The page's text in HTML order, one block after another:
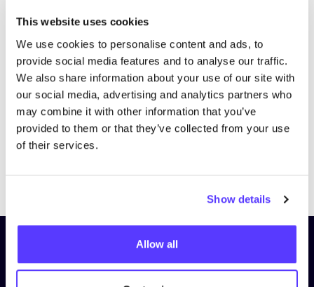
This website uses cookies
We use cookies to personalise content and ads, to
provide social media features and to analyse our traffic.
We also share information about your use of our site with
our social media, advertising and analytics partners who
may combine it with other information that you’ve
provided to them or that they’ve collected from your use
of their services.
Show details
Allow all
Inscrivez-vous à notre lettre
d’information et restez informé !